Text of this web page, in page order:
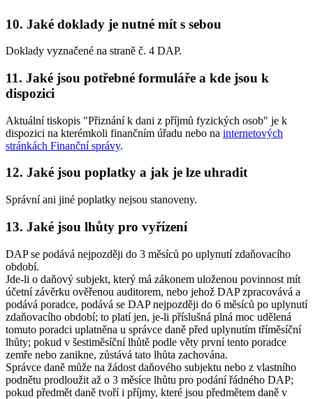
10. Jaké doklady je nutné mít s sebou
Doklady vyznačené na straně č. 4 DAP.
11. Jaké jsou potřebné formuláře a kde jsou k
dispozici
Aktuální tiskopis "Přiznání k dani z příjmů fyzických osob" je k
dispozici na kterémkoli finančním úřadu nebo na internetových
stránkách Finanční správy.
12. Jaké jsou poplatky a jak je lze uhradit
Správní ani jiné poplatky nejsou stanoveny.
13. Jaké jsou lhůty pro vyřízení
DAP se podává nejpozději do 3 měsíců po uplynutí zdaňovacího
období.
Jde-li o daňový subjekt, který má zákonem uloženou povinnost mít
účetní závěrku ověřenou auditorem, nebo jehož DAP zpracovává a
podává poradce, podává se DAP nejpozději do 6 měsíců po uplynutí
zdaňovacího období; to platí jen, je-li příslušná plná moc udělená
tomuto poradci uplatněna u správce daně před uplynutím tříměsíční
lhůty; pokud v šestiměsíční lhůtě podle věty první tento poradce
zemře nebo zanikne, zůstává tato lhůta zachována.
Správce daně může na žádost daňového subjektu nebo z vlastního
podnětu prodloužit až o 3 měsíce lhůtu pro podání řádného DAP;
pokud předmět daně tvoří i příjmy, které jsou předmětem daně v